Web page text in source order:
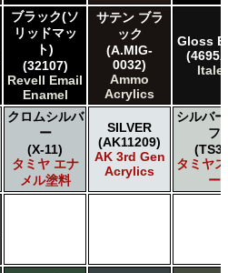
ブラック(ソ
リッドマッ
ト)
(32107)
Revell Email
Enamel
サテン ブラ
ック
(A.MIG-
0032)
Ammo
Acrylics
Gloss
クロムシルバ
ー
(X-11)
タミヤ エナ
メル塗料
SILVER
(AK11209)
AK 3rd Gen
Acrylics
シルバ
フ
タミヤ
ー